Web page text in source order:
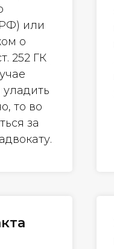
РФ) или
о
252 ГК
то во
за